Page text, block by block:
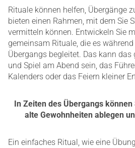
Rituale können helfen, Übergänge
bieten einen Rahmen, mit dem Sie
vermitteln können. Entwickeln Sie
gemeinsam Rituale, die es
Übergangs begleitet. Das kann das
und Spiel am Abend sein, das
Kalenders oder das Feiern kleiner
In Zeiten des Übergangs
alte Gewohnheiten ablegen
Ein einfaches Ritual, wie eine